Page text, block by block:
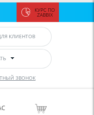
КУРС ПО
ZABBIX
КЛИЕНТОВ
ЗВОНОК